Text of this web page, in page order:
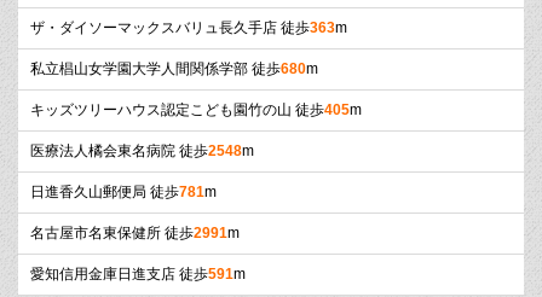
ザ・ダイソーマックスバリュ長久手店 徒歩363m
私立椙山女学園大学人間関係学部 徒歩680m
キッズツリーハウス認定こども園竹の山 徒歩405m
医療法人橘会東名病院 徒歩2548m
日進香久山郵便局 徒歩781m
名古屋市名東保健所 徒歩2991m
愛知信用金庫日進支店 徒歩591m